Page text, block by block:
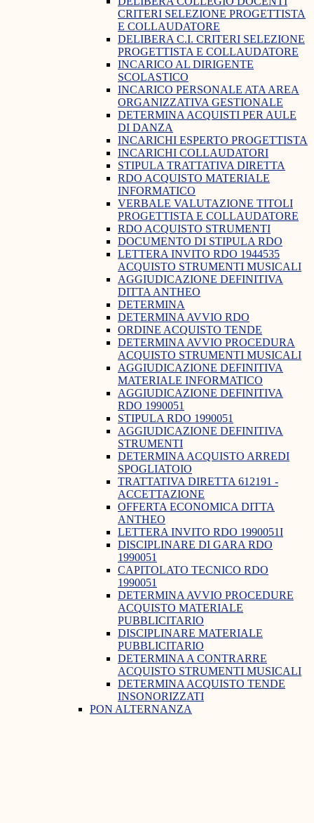
CRITERI SELEZIONE PROGETTISTA
E COLLAUDATORE
DELIBERA C.I. CRITERI SELEZIONE
PROGETTISTA E COLLAUDATORE
INCARICO AL DIRIGENTE
SCOLASTICO
INCARICO PERSONALE ATA AREA
ORGANIZZATIVA GESTIONALE
DETERMINA ACQUISTI PER AULE
DI DANZA
INCARICHI ESPERTO PROGETTISTA
INCARICHI COLLAUDATORI
STIPULA TRATTATIVA DIRETTA
RDO ACQUISTO MATERIALE
INFORMATICO
VERBALE VALUTAZIONE TITOLI
PROGETTISTA E COLLAUDATORE
RDO ACQUISTO STRUMENTI
DOCUMENTO DI STIPULA RDO
LETTERA INVITO RDO 1944535
ACQUISTO STRUMENTI MUSICALI
AGGIUDICAZIONE DEFINITIVA
DITTA ANTHEO
DETERMINA
DETERMINA AVVIO RDO
ORDINE ACQUISTO TENDE
DETERMINA AVVIO PROCEDURA
ACQUISTO STRUMENTI MUSICALI
AGGIUDICAZIONE DEFINITIVA
MATERIALE INFORMATICO
AGGIUDICAZIONE DEFINITIVA
RDO 1990051
STIPULA RDO 1990051
AGGIUDICAZIONE DEFINITIVA
STRUMENTI
DETERMINA ACQUISTO ARREDI
SPOGLIATOIO
TRATTATIVA DIRETTA 612191 -
ACCETTAZIONE
OFFERTA ECONOMICA DITTA
ANTHEO
LETTERA INVITO RDO 1990051I
DISCIPLINARE DI GARA RDO
1990051
CAPITOLATO TECNICO RDO
1990051
DETERMINA AVVIO PROCEDURE
ACQUISTO MATERIALE
PUBBLICITARIO
DISCIPLINARE MATERIALE
PUBBLICITARIO
DETERMINA A CONTRARRE
ACQUISTO STRUMENTI MUSICALI
DETERMINA ACQUISTO TENDE
INSONORIZZATI
PON ALTERNANZA